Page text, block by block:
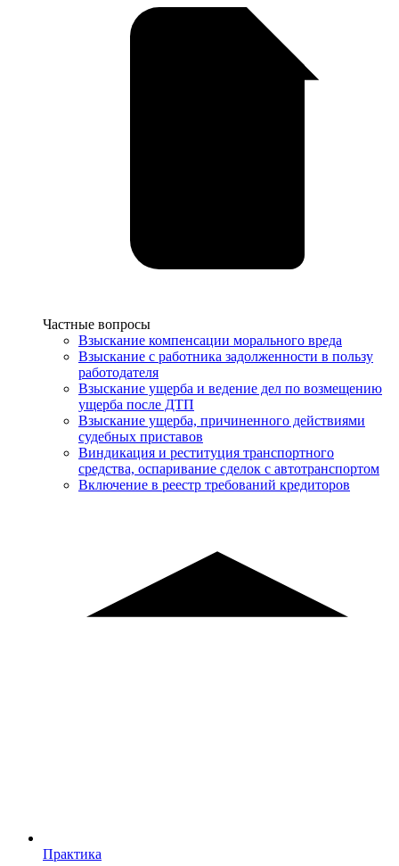
Услуги
Частные вопросы
Взыскание компенсации морального вреда
Взыскание с работника задолженности в пользу
работодателя
Взыскание ущерба и ведение дел по возмещению
ущерба после ДТП
Взыскание ущерба, причиненного действиями
судебных приставов
Виндикация и реституция транспортного
средства, оспаривание сделок с автотранспортом
Включение в реестр требований кредиторов
Практика
Практика